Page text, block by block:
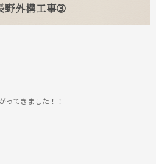
野外構工事➂
ってきました！！